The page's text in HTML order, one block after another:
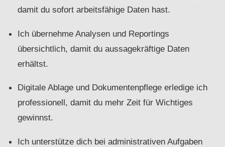
damit du sofort arbeitsfähige Daten hast.
Ich übernehme Analysen und Reportings
übersichtlich, damit du aussagekräftige Daten
erhältst.
Digitale Ablage und Dokumentenpflege erledige ich
professionell, damit du mehr Zeit für Wichtiges
gewinnst.
Ich unterstütze dich bei administrativen Aufgaben